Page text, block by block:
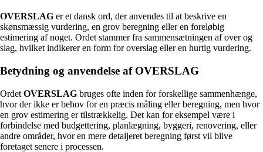
OVERSLAG er et dansk ord, der anvendes til at beskrive en
skønsmæssig vurdering, en grov beregning eller en foreløbig
estimering af noget. Ordet stammer fra sammensætningen af over og
slag, hvilket indikerer en form for overslag eller en hurtig vurdering.
Betydning og anvendelse af OVERSLAG
Ordet OVERSLAG bruges ofte inden for forskellige sammenhænge,
hvor der ikke er behov for en præcis måling eller beregning, men hvor
en grov estimering er tilstrækkelig. Det kan for eksempel være i
forbindelse med budgettering, planlægning, byggeri, renovering, eller
andre områder, hvor en mere detaljeret beregning først vil blive
foretaget senere i processen.